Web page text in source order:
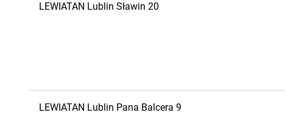
LEWIATAN Lublin Sławin 20
LEWIATAN Lublin Pana Balcera 9